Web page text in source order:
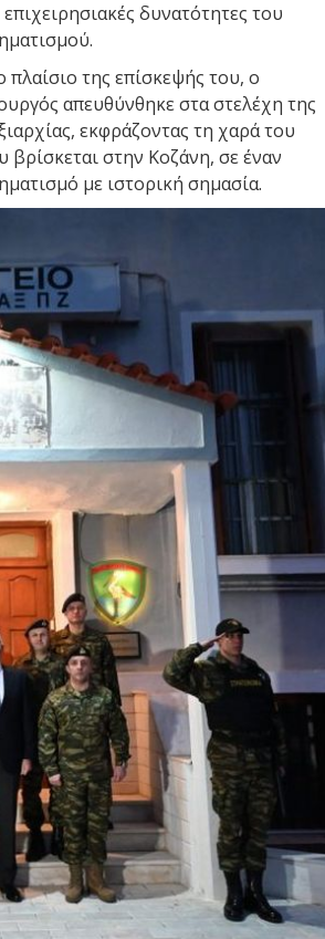
επιχειρησιακές δυνατότητες του
πλαίσιο της επίσκεψής του, ο
απευθύνθηκε στα στελέχη της
εκφράζοντας τη χαρά του
βρίσκεται στην Κοζάνη, σε έναν
με ιστορική σημασία.